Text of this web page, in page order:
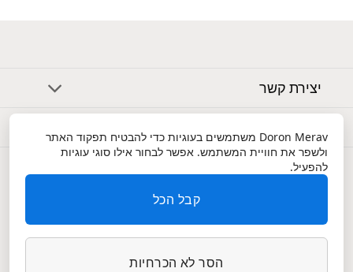
יצירת קשר
שירות לקוחות
Doron Merav משתמשים בעוגיות כדי להבטיח תפקוד האתר
ולשפר את חוויית המשתמש. אפשר לבחור אילו סוגי עוגיות
להפעיל.
קבל הכל
הסר לא הכרחיות